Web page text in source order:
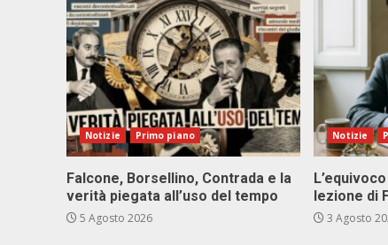
Notizie Primo piano
Falcone, Borsellino, Contrada e la
verità piegata all’uso del tempo
5 Agosto 2026
Notizie
lezione di
3 Agosto